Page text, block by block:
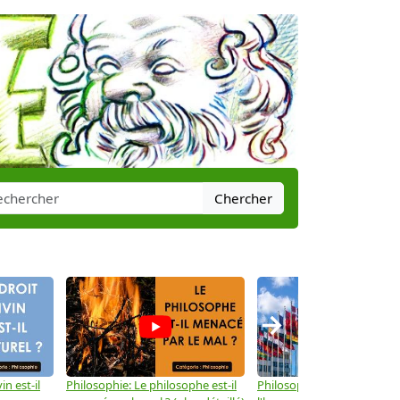
Chercher
est-il
Philosophie: Le philosophe est-il
Philosophie: Les droits de
→